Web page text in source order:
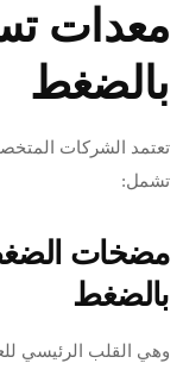
معدات
بالضغط
تعتمد الشركات
تشمل:
مضخات
بالضغط
وهي القلب الرئيسي